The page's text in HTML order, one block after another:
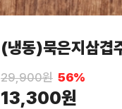
(냉동)묵은지삼겹
29,900원 56%
13,300원